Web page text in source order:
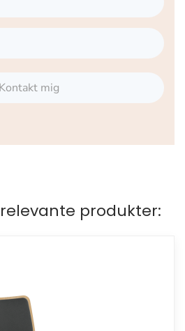
Kontakt mig
produkter: